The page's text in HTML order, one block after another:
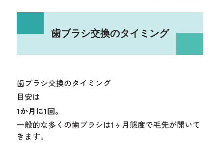
歯ブラシ交換のタイミング
歯ブラシ交換のタイミング
目安は
1か月に1回。
一般的な多くの歯ブラシは1ヶ月態度で毛先が開いて
きます。